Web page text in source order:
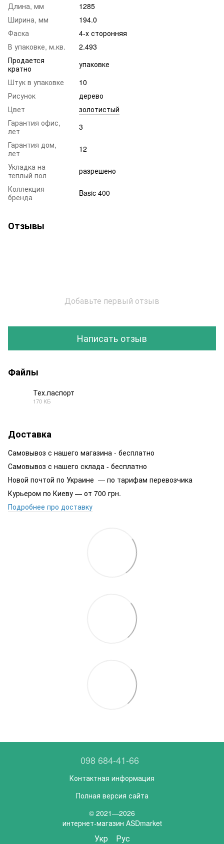
Длина, мм
1285
Ширина, мм
194.0
Фаска
4-х сторонняя
В упаковке, м.кв.
2.493
Продается
кратно
упаковке
Штук в упаковке
10
Рисунок
дерево
Цвет
золотистый
Гарантия офис,
лет
3
Гарантия дом,
лет
12
Укладка на
теплый пол
разрешено
Коллекция
бренда
Basic 400
Отзывы
Добавьте первый отзыв
Написать отзыв
Файлы
Тех.паспорт
170 КБ
Доставка
Самовывоз с нашего магазина - бесплатно
Самовывоз с нашего склада - бесплатно
Новой почтой по Украине — по тарифам перевозчика
Курьером по Киеву — от 700 грн.
Подробнее про доставку
098 684-41-66
Контактная информация
Полная версия сайта
© 2021—2026
интернет-магазин ASDmarket
Укр Рус